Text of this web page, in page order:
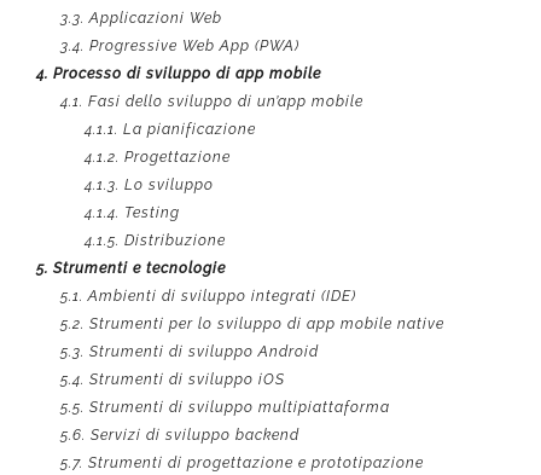
3.3. Applicazioni Web
3.4. Progressive Web App (PWA)
4. Processo di sviluppo di app mobile
4.1. Fasi dello sviluppo di un’app mobile
4.1.1. La pianificazione
4.1.2. Progettazione
4.1.3. Lo sviluppo
4.1.4. Testing
4.1.5. Distribuzione
5. Strumenti e tecnologie
5.1. Ambienti di sviluppo integrati (IDE)
5.2. Strumenti per lo sviluppo di app mobile native
5.3. Strumenti di sviluppo Android
5.4. Strumenti di sviluppo iOS
5.5. Strumenti di sviluppo multipiattaforma
5.6. Servizi di sviluppo backend
5.7. Strumenti di progettazione e prototipazione